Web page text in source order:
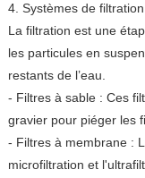
4. Systèmes de filtration
La filtration est une
les particules en
restants de l’eau.
- Filtres à sable : Ces
gravier pour piéger les
- Filtres à membrane :
microfiltration et